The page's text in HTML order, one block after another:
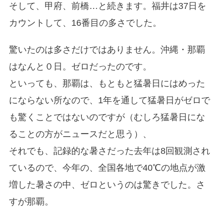
そして、甲府、前橋…と続きます。福井は37日を
カウントして、16番目の多さでした。
驚いたのは多さだけではありません。沖縄・那覇
はなんと０日。ゼロだったのです。
といっても、那覇は、もともと猛暑日にはめった
にならない所なので、1年を通して猛暑日がゼロで
も驚くことではないのですが（むしろ猛暑日にな
ることの方がニュースだと思う）、
それでも、記録的な暑さだった去年は8回観測され
ているので、今年の、全国各地で40℃の地点が激
増した暑さの中、ゼロというのは驚きでした。さ
すが那覇。